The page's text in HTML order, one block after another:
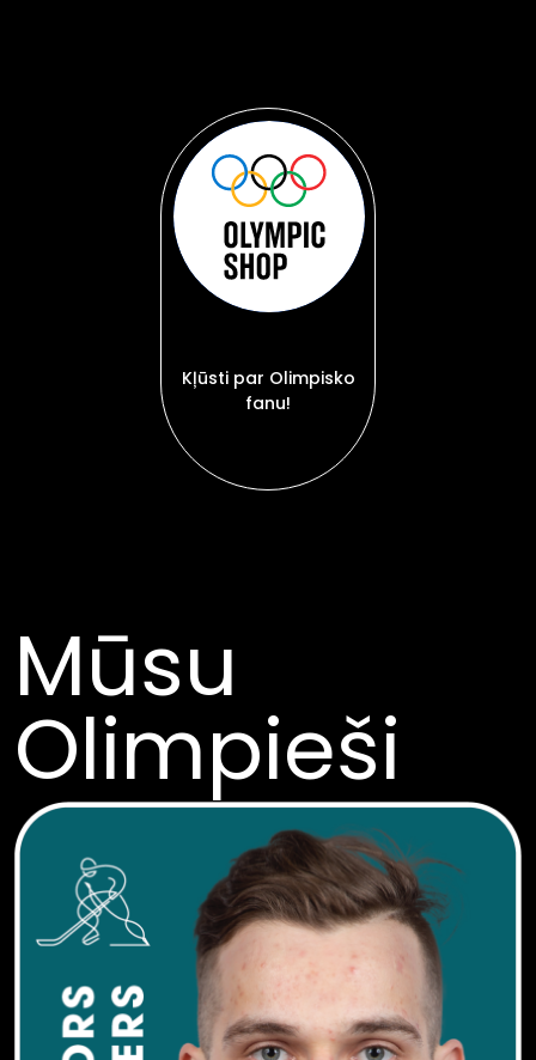
Kļūsti par Olimpisko
fanu!
Mūsu
Olimpieši